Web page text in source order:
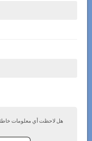
هل لاحظت أي معلومات